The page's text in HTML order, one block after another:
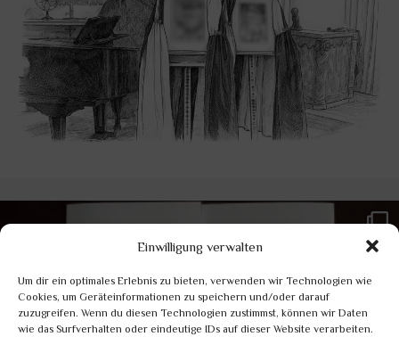
Einwilligung verwalten
Um dir ein optimales Erlebnis zu bieten, verwenden wir Technologien wie
Cookies, um Geräteinformationen zu speichern und/oder darauf
zuzugreifen. Wenn du diesen Technologien zustimmst, können wir Daten
wie das Surfverhalten oder eindeutige IDs auf dieser Website verarbeiten.